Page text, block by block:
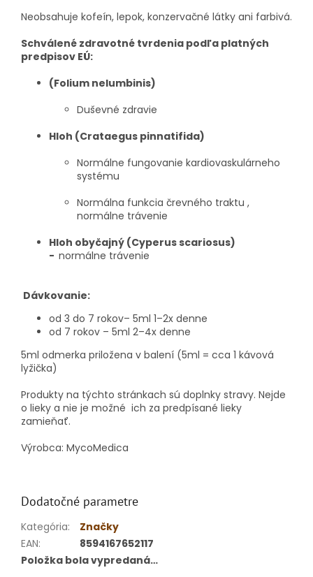
Neobsahuje kofeín, lepok, konzervačné látky ani farbivá.
Schválené zdravotné tvrdenia podľa platných
predpisov EÚ:
(Folium nelumbinis)
Duševné zdravie
Hloh (Crataegus pinnatifida)
Normálne fungovanie kardiovaskulárneho
systému
Normálna funkcia črevného traktu ,
normálne trávenie
Hloh obyčajný (Cyperus scariosus)
- normálne trávenie
Dávkovanie:
od 3 do 7 rokov– 5ml 1–2x denne
od 7 rokov – 5ml 2–4x denne
5ml odmerka priložena v balení (5ml = cca 1 kávová
lyžička)
Produkty na týchto stránkach sú doplnky stravy. Nejde
o lieky a nie je možné ich za predpísané lieky
zamieňať.
Výrobca: MycoMedica
Dodatočné parametre
Kategória:
Značky
EAN:
8594167652117
Položka bola vypredaná…